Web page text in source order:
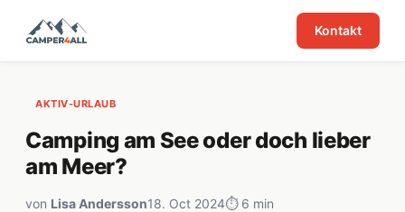
Kontakt
AKTIV-URLAUB
Camping am See oder doch lieber
am Meer?
von Lisa Andersson18. Oct 2024⏱ 6 min